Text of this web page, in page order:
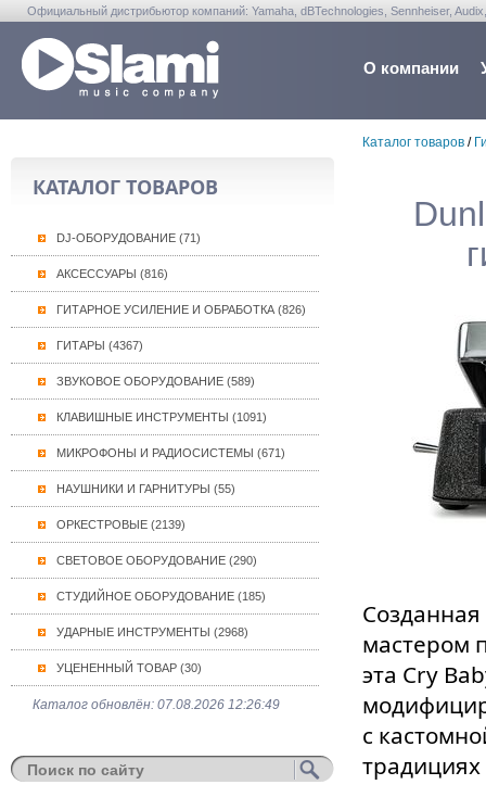
Официальный дистрибьютор компаний: Yamaha, dBTechnologies, Sennheiser,
О компании
КАТАЛОГ ТОВАРОВ
DJ-ОБОРУДОВАНИЕ (71)
АКСЕССУАРЫ (816)
ГИТАРНОЕ УСИЛЕНИЕ И ОБРАБОТКА (826)
ГИТАРЫ (4367)
ЗВУКОВОЕ ОБОРУДОВАНИЕ (589)
КЛАВИШНЫЕ ИНСТРУМЕНТЫ (1091)
МИКРОФОНЫ И РАДИОСИСТЕМЫ (671)
НАУШНИКИ И ГАРНИТУРЫ (55)
ОРКЕСТРОВЫЕ (2139)
СВЕТОВОЕ ОБОРУДОВАНИЕ (290)
СТУДИЙНОЕ ОБОРУДОВАНИЕ (185)
УДАРНЫЕ ИНСТРУМЕНТЫ (2968)
УЦЕНЕННЫЙ ТОВАР (30)
Каталог обновлён: 07.08.2026 12:26:49
Каталог товаров/
мастером
эта Cry
с
традициях